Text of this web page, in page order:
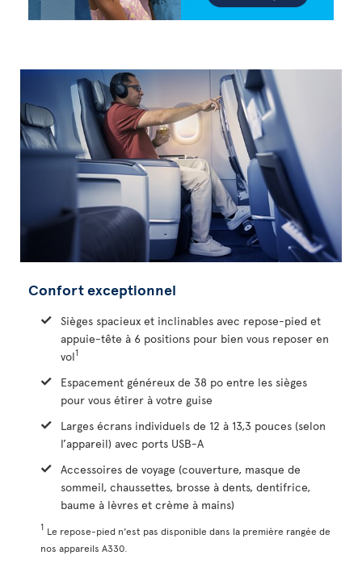
Confort exceptionnel
Sièges spacieux et inclinables avec repose-pied et
appuie-tête à 6 positions pour bien vous reposer en
vol1
Espacement généreux de 38 po entre les sièges
pour vous étirer à votre guise
Larges écrans individuels de 12 à 13,3 pouces (selon
l’appareil) avec ports USB-A
Accessoires de voyage (couverture, masque de
sommeil, chaussettes, brosse à dents, dentifrice,
baume à lèvres et crème à mains)
1 Le repose-pied n'est pas disponible dans la première rangée de
nos appareils A330.